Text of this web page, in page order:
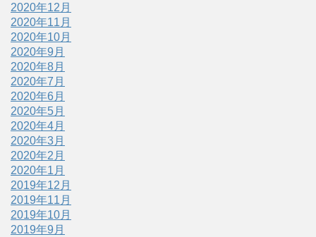
2020年12月
2020年11月
2020年10月
2020年9月
2020年8月
2020年7月
2020年6月
2020年5月
2020年4月
2020年3月
2020年2月
2020年1月
2019年12月
2019年11月
2019年10月
2019年9月